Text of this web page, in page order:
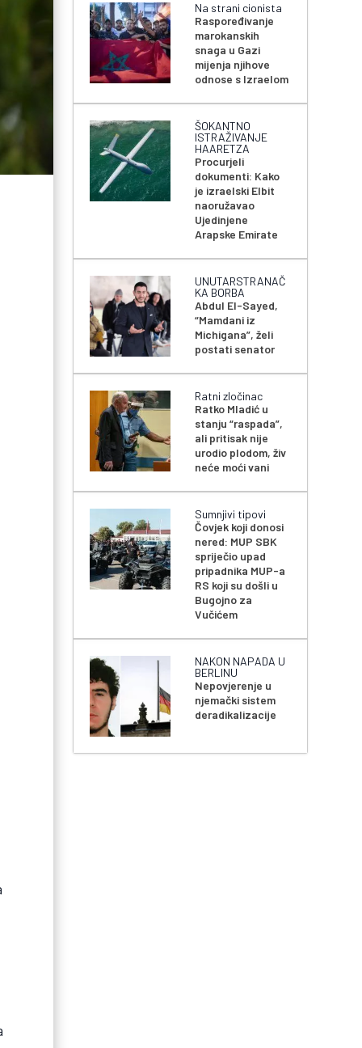
Na strani cionista
Raspoređivanje
marokanskih
snaga u Gazi
mijenja njihove
odnose s Izraelom
ŠOKANTNO
ISTRAŽIVANJE
HAARETZA
Procurjeli
dokumenti: Kako
je izraelski Elbit
naoružavao
Ujedinjene
Arapske Emirate
UNUTARSTRANAČ
KA BORBA
Abdul El-Sayed,
“Mamdani iz
Michigana”, želi
postati senator
Ratni zločinac
Ratko Mladić u
stanju “raspada”,
ali pritisak nije
urodio plodom, živ
neće moći vani
Sumnjivi tipovi
Čovjek koji donosi
nered: MUP SBK
spriječio upad
pripadnika MUP-a
RS koji su došli u
Bugojno za
Vučićem
NAKON NAPADA U
BERLINU
Nepovjerenje u
njemački sistem
deradikalizacije